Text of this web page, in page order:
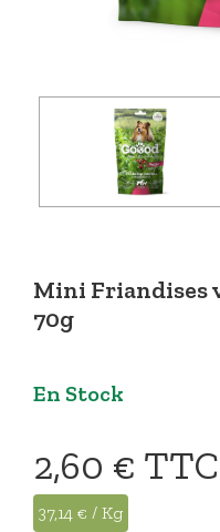
Mini Friandises
70g
En Stock
2,60 € TTC
37,14 € / Kg